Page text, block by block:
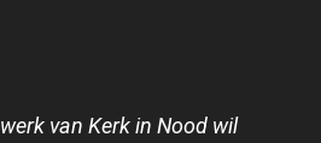
van Kerk in Nood wil